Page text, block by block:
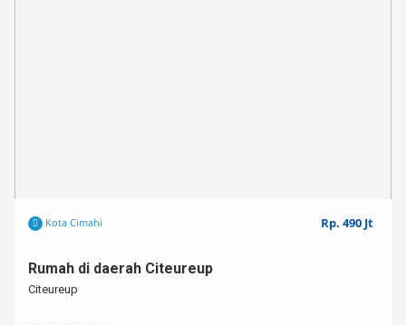
Kota Cimahi Rp. 490 Jt
Rumah di daerah Citeureup
Citeureup